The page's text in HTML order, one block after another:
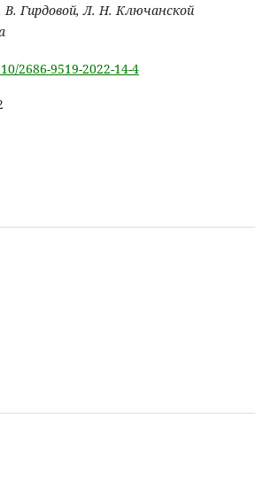
В. Гирдовой, Л. Н. Ключанской
2686-9519-2022-14-4